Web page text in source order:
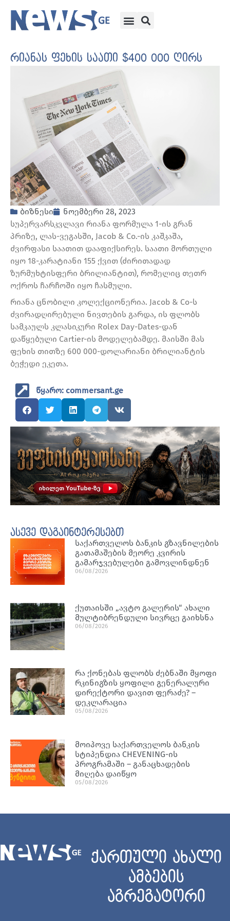
რიანას ფეხის საათი $400 000 ღირს
ბიზნესი
ნოემბერი 28, 2023
სუპერვარსკვლავი რიანა ფორმულა 1-ის გრან
პრიზე, ლას-ვეგასში, Jacob & Co.-ის კაშკაშა,
ძვირფასი საათით დააფიქსირეს. საათი მორთული
იყო 18-კარატიანი 155 ქვით (ძირითადად
ზურმუხტისფერი ბრილიანტით), რომელიც თეთრ
ოქროს ჩარჩოში იყო ჩასმული.
რიანა ცნობილი კოლექციონერია. Jacob & Co-ს
ძვირადღირებული ნივთების გარდა, ის ფლობს
სამკაულს კლასიკური Rolex Day-Dates-დან
დაწყებული Cartier-ის მოდელებამდე. მაისში მას
ფეხის თითზე 600 000-დოლარიანი ბრილიანტის
ბეჭედი ეკეთა.
წყარო: commersant.ge
ასევე დაგაინტერესებთ
საქართველოს ბანკის გზავნილების
გათამაშების მეორე კვირის
გამარჯვებულები გამოვლინდნენ
06/08/2026
ქუთაისში „ავტო გალერის“ ახალი
მულტიბრენდული სივრცე გაიხსნა
06/08/2026
რა ქონებას ფლობს ძებნაში მყოფი
რკინიგზის ყოფილი გენერალური
დირექტორი დავით ფერაძე? –
დეკლარაცია
05/08/2026
მოიპოვე საქართველოს ბანკის
სტიპენდია CHEVENING-ის
პროგრამაში – განაცხადების
მიღება დაიწყო
05/08/2026
ქართული ახალი
ამბების
აგრეგატორი